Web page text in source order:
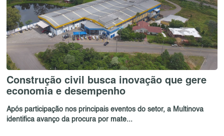
Construção civil busca inovação que gere
economia e desempenho
Após participação nos principais eventos do setor, a Multinova
identifica avanço da procura por mate...